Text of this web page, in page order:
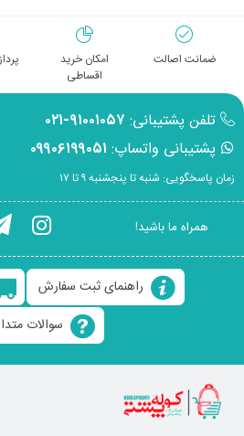
ضمانت اصالت
امکان خرید
اقساطی
تلفن پشتیبانی: ۹۱۰۰۱۰۵۷-۰۲۱
پشتیبانی واتساپ: ۰۹۹۰۶۱۹۹۰۵۱
زمان پاسخگویی: شنبه تا پنجشنبه ۹ تا ۱۷
همراه ما باشید!
راهنمای ثبت سفارش
سوالات